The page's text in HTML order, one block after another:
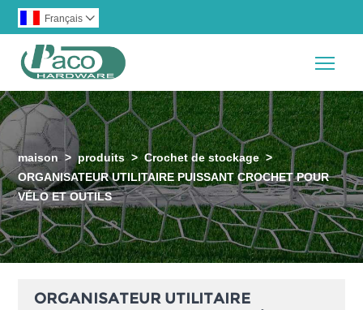
Français 
maison > produits > Crochet de stockage >
ORGANISATEUR UTILITAIRE PUISSANT CROCHET POUR
VÉLO ET OUTILS
ORGANISATEUR UTILITAIRE